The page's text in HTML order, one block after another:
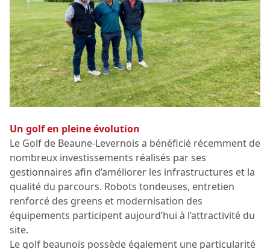
Un golf en pleine évolution
Le Golf de Beaune-Levernois a bénéficié récemment de
nombreux investissements réalisés par ses
gestionnaires afin d’améliorer les infrastructures et la
qualité du parcours. Robots tondeuses, entretien
renforcé des greens et modernisation des
équipements participent aujourd’hui à l’attractivité du
site.
Le golf beaunois possède également une particularité